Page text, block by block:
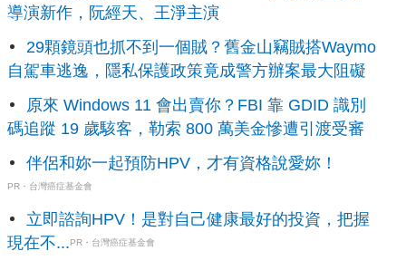
導演新作，阮經天、王淨主演
29顆鏡頭也抓不到一個賊？舊金山竊賊搭Waymo
自駕車逃逸，隱私保護政策竟成警方辦案最大阻礙
原來 Windows 11 會出賣你？FBI 靠 GDID 識別
碼追蹤 19 歲駭客，勒索 800 萬美金慘遭引渡受審
伴侶和妳一起預防HPV，才有資格說愛妳！
PR・台灣癌症基金會
立即諮詢HPV！是對自己健康最好的投資，把握
現在不... PR・台灣癌症基金會